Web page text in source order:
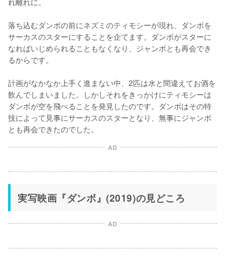
落ち込むダンボの前にネズミのティモシーが現れ、ダンボを
サーカスのスターにすることを企てます。ダンボがスターに
なればいじめられることもなくなり、ジャンボとも再会でき
るからです。
計画がなかなか上手く進まない中、2匹は水と間違えてお酒を
飲んでしまいました。しかしそれをきっかけにティモシーは
ダンボが空を飛べることを発見したのです。ダンボはその特
技によって見事にサーカスのスターとなり、無事にジャンボ
とも再会できたのでした。
AD
実写映画『ダンボ』(2019)の見どころ
AD